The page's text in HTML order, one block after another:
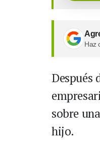
Haz
Después
sobre
hijo.